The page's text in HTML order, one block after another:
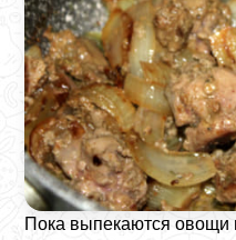
Пока выпекаются овощи